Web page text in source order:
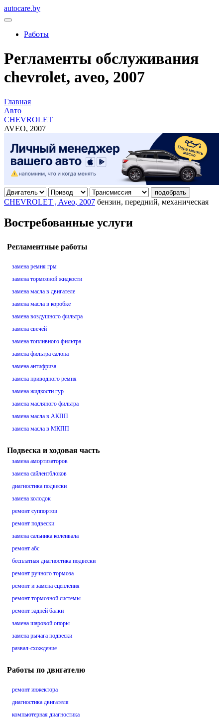
autocare.by
Работы
Регламенты обслуживания
chevrolet, aveo, 2007
Главная
Авто
CHEVROLET
AVEO, 2007
подобрать
CHEVROLET , Aveo, 2007 бензин, передний, механическая
Востребованные услуги
Регламентные работы
замена ремня грм
замена тормозной жидкости
замена масла в двигателе
замена масла в коробке
замена воздушного фильтра
замена свечей
замена топливного фильтра
замена фильтра салона
замена антифриза
замена приводного ремня
замена жидкости гур
замена масляного фильтра
замена масла в АКПП
замена масла в МКПП
Подвеска и ходовая часть
замена амортизаторов
замена сайлентблоков
диагностика подвески
замена колодок
ремонт суппортов
ремонт подвески
замена сальника коленвала
ремонт абс
бесплатная диагностика подвески
ремонт ручного тормоза
ремонт и замена сцепления
ремонт тормозной системы
ремонт задней балки
замена шаровой опоры
замена рычага подвески
развал-схождение
Работы по двигателю
ремонт инжектора
диагностика двигателя
компьютерная диагностика